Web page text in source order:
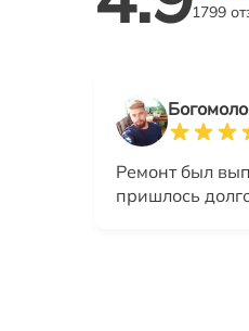
1799
Ремонт был
пришлось